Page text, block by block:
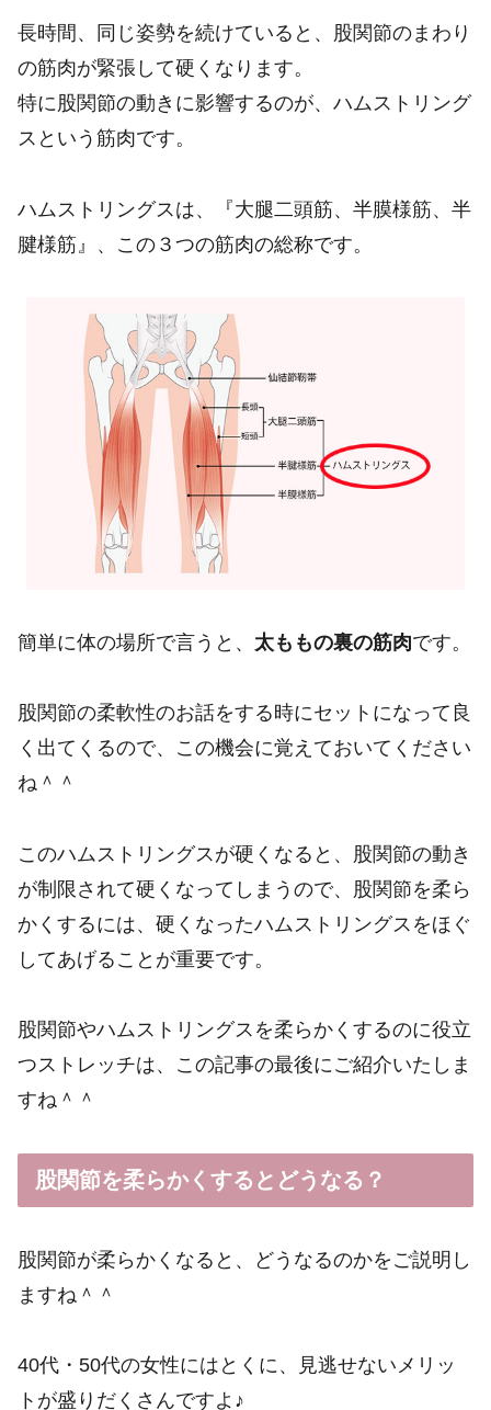
長時間、同じ姿勢を続けていると、股関節のまわり
の筋肉が緊張して硬くなります。
特に股関節の動きに影響するのが、ハムストリング
スという筋肉です。
ハムストリングスは、『大腿二頭筋、半膜様筋、半
腱様筋』、この３つの筋肉の総称です。
簡単に体の場所で言うと、 太ももの裏の筋肉です。
股関節の柔軟性のお話をする時にセットになって良
く出てくるので、この機会に覚えておいてください
ね＾＾
このハムストリングスが硬くなると、股関節の動き
が制限されて硬くなってしまうので、股関節を柔ら
かくするには、硬くなったハムストリングスをほぐ
してあげることが重要です。
股関節やハムストリングスを柔らかくするのに役立
つストレッチは、この記事の最後にご紹介いたしま
すね＾＾
股関節を柔らかくするとどうなる？
股関節が柔らかくなると、どうなるのかをご説明し
ますね＾＾
40代・50代の女性にはとくに、見逃せないメリッ
トが盛りだくさんですよ♪